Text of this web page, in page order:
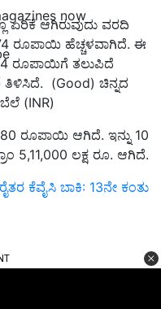
now
ಏರಿಕೆ ಆಗಿರುವುದು ವರದಿ
ರೂಪಾಯಿ ಹೆಚ್ಚಳವಾಗಿದೆ. ಈ
ರೂಪಾಯಿಗೆ ತಲುಪಿದೆ
ತಿಳಿಸಿದೆ. (Good) ಚಿನ್ನದ
ಬೆಲೆ (INR)
ರೂಪಾಯಿ ಆಗಿದೆ. ಇನ್ನು 10
5,11,000 ಲಕ್ಷ ರೂ. ಆಗಿದೆ.
ಕೆವೈಸಿ ಬಾಕಿ: 13ನೇ ಕಂತು